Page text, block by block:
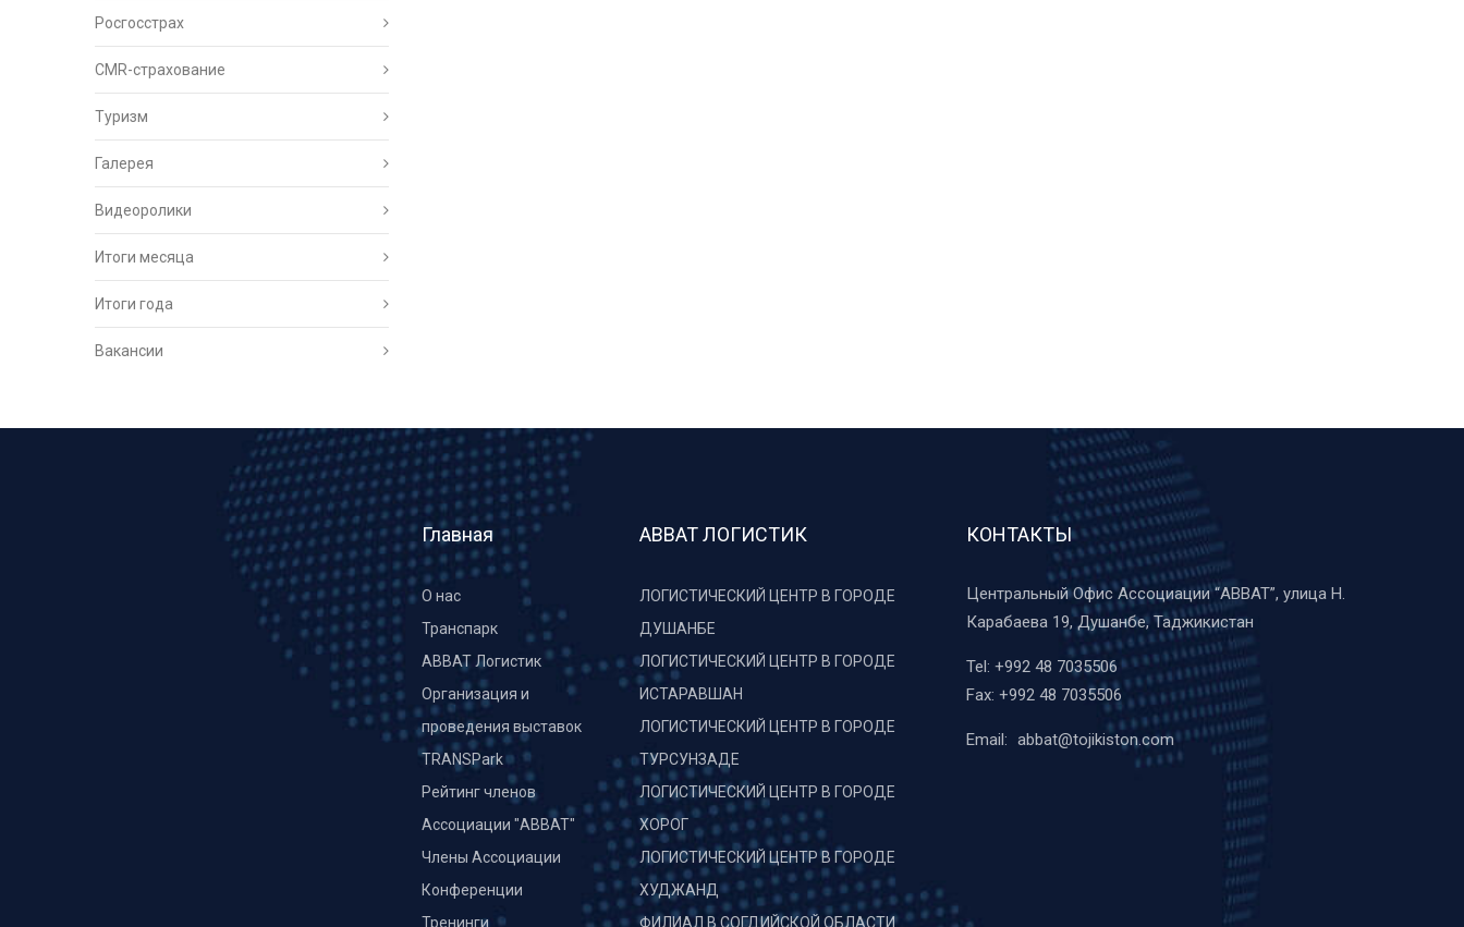
Росгосстрах
CMR-страхование
Туризм
Галерея
Видеоролики
Итоги месяца
Итоги года
Вакансии
Главная
О нас
Транспарк
ABBAT Логистик
Организация и
проведения выставок
TRANSPark
Рейтинг членов
Ассоциации "АВВАТ"
Члены Ассоциации
Конференции
Тренинги
АВВАТ ЛОГИСТИК
ЛОГИСТИЧЕСКИЙ ЦЕНТР В ГОРОДЕ
ДУШАНБЕ
ЛОГИСТИЧЕСКИЙ ЦЕНТР В ГОРОДЕ
ИСТАРАВШАН
ЛОГИСТИЧЕСКИЙ ЦЕНТР В ГОРОДЕ
ТУРСУНЗАДЕ
ЛОГИСТИЧЕСКИЙ ЦЕНТР В ГОРОДЕ
ХОРОГ
ЛОГИСТИЧЕСКИЙ ЦЕНТР В ГОРОДЕ
ХУДЖАНД
ФИЛИАЛ В СОГДИЙСКОЙ ОБЛАСТИ
КОНТАКТЫ
Центральный Офис Ассоциации “ABBAT”, улица Н.
Карабаева 19, Душанбе, Таджикистан
Tel: +992 48 7035506
Fax: +992 48 7035506
Email: abbat@tojikiston.com